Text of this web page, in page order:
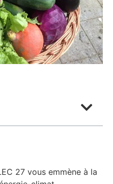
27 vous emmène à la